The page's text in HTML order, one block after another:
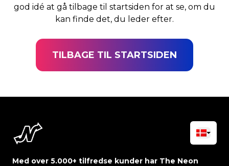
god idé at gå tilbage til startsiden for at se, om du
kan finde det, du leder efter.
TILBAGE TIL STARTSIDEN
Med over 5.000+ tilfredse kunder har The Neon